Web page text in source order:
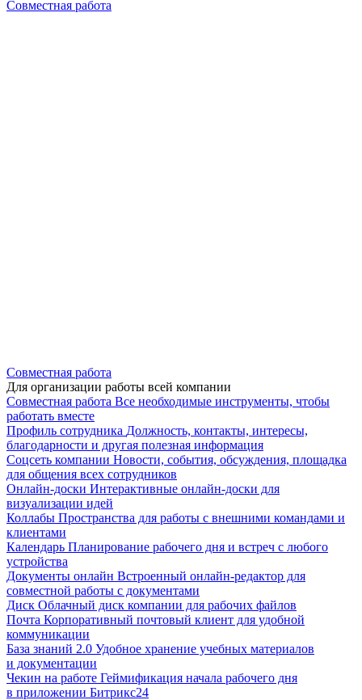
Совместная работа
Совместная работа
Для организации работы всей компании
Совместная работа Все необходимые инструменты, чтобы
работать вместе
Профиль сотрудника Должность, контакты, интересы,
благодарности и другая полезная информация
Соцсеть компании Новости, события, обсуждения, площадка
для общения всех сотрудников
Онлайн-доски Интерактивные онлайн-доски для
визуализации идей
Коллабы Пространства для работы с внешними командами и
клиентами
Календарь Планирование рабочего дня и встреч с любого
устройства
Документы онлайн Встроенный онлайн-редактор для
совместной работы с документами
Диск Облачный диск компании для рабочих файлов
Почта Корпоративный почтовый клиент для удобной
коммуникации
База знаний 2.0 Удобное хранение учебных материалов
и документации
Чекин на работе Геймификация начала рабочего дня
в приложении Битрикс24